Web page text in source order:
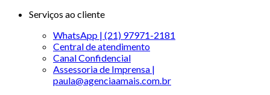
Serviços ao cliente
WhatsApp | (21) 97971-2181
Central de atendimento
Canal Confidencial
Assessoria de Imprensa |
paula@agenciaamais.com.br